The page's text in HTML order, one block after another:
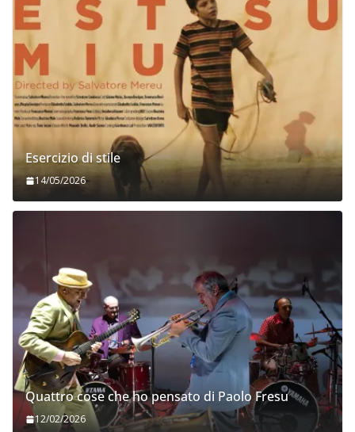
Esercizio di stile
14/05/2026
Quattro cose che ho pensato di Paolo Fresu
12/02/2026